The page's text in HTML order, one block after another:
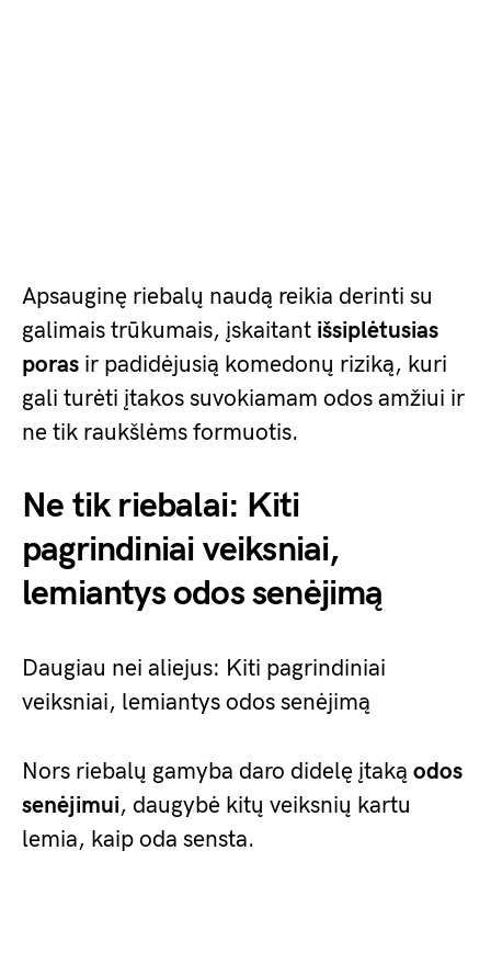
Apsauginę riebalų naudą reikia derinti su
galimais trūkumais, įskaitant išsiplėtusias
poras ir padidėjusią komedonų riziką, kuri
gali turėti įtakos suvokiamam odos amžiui ir
ne tik raukšlėms formuotis.
Ne tik riebalai: Kiti
pagrindiniai veiksniai,
lemiantys odos senėjimą
Daugiau nei aliejus: Kiti pagrindiniai
veiksniai, lemiantys odos senėjimą
Nors riebalų gamyba daro didelę įtaką odos
senėjimui, daugybė kitų veiksnių kartu
lemia, kaip oda sensta.